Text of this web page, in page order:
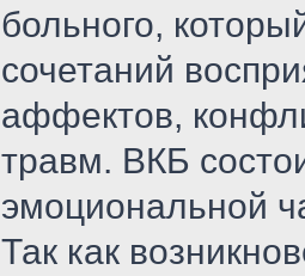
больного,
сочетаний
аффектов,
травм. ВКБ
эмоциональной
Так как